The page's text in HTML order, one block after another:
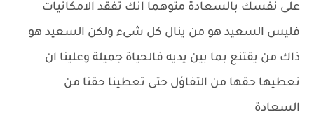
على نفسك بالسعادة متوهما انك تفقد الامكانيات
فليس السعيد هو من ينال كل شىء ولكن السعيد هو
ذاك من يقتنع بما بين يديه فالحياة جميلة وعلينا ان
نعطيها حقها من التفاؤل حتى تعطينا حقنا من
السعادة